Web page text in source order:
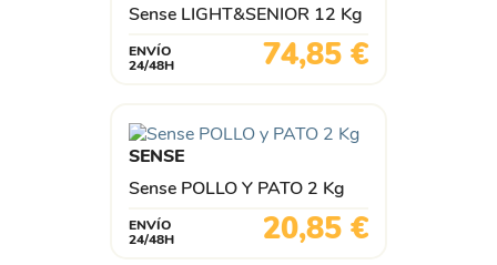
Sense LIGHT&SENIOR 12 Kg
ENVÍO
24/48H
Precio
74,85 €
SENSE
Sense POLLO Y PATO 2 Kg
ENVÍO
24/48H
Precio
20,85 €